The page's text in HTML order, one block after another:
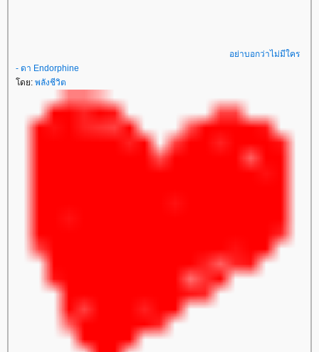
อย่าบอกว่าไม่มีใคร
- ดา Endorphine
ดย: พลังชีวิต